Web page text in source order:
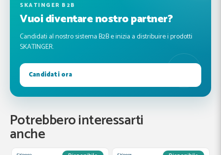
SKATINGER B2B
Vuoi diventare nostro partner?
Candidati al nostro sistema B2B e inizia a distribuire i prodotti
SKATINGER.
Candidati ora
Potrebbero interessarti
anche